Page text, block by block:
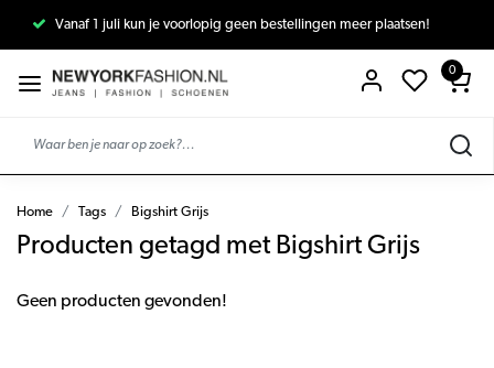
Vanaf 1 juli kun je voorlopig geen bestellingen meer plaatsen!
0
Home Tags Bigshirt Grijs
Producten getagd met Bigshirt Grijs
Geen producten gevonden!